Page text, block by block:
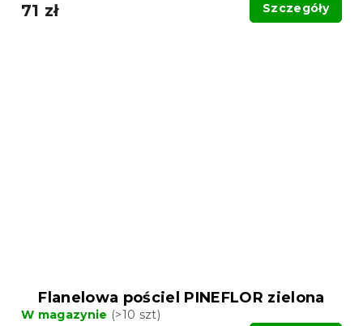
71 zł Szczegóły
Flanelowa pościel PINEFLOR zielona
W magazynie (>10 szt)